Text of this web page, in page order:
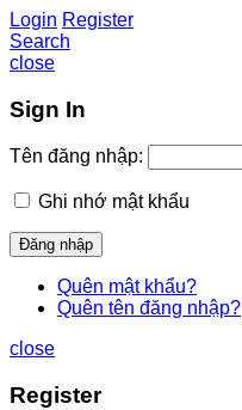
Login Register
Search
close
Sign In
Tên đăng nhập:
Ghi nhớ mật khẩu
Quên mật khẩu?
Quên tên đăng nhập?
close
Register